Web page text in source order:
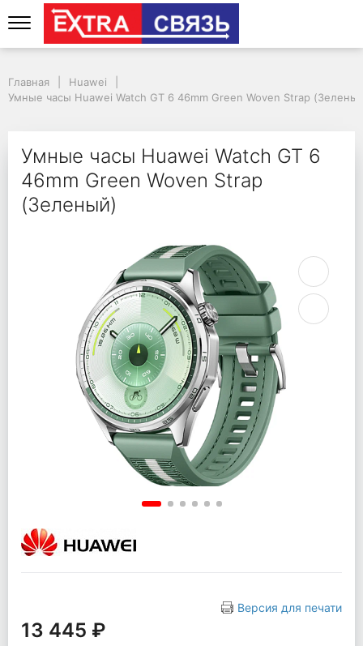
Умные часы Huawei
Главная
Huawei
Умные часы Huawei Watch GT 6 46mm Green Woven Strap
Умные часы Huawei Watch GT 6
46mm Green Woven Strap
(Зеленый)
Версия для печати
13 445 ₽